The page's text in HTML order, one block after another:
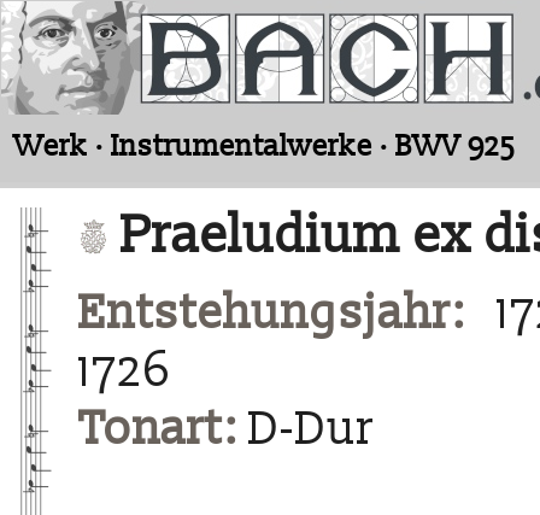
Werk · Instrumentalwerke · BWV 925
Praeludium ex
Entstehungsjahr:
1726
Tonart: D-Dur